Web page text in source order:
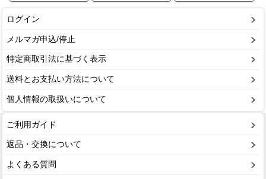
ログイン
メルマガ申込/停止
特定商取引法に基づく表示
送料とお支払い方法について
個人情報の取扱いについて
ご利用ガイド
返品・交換について
よくある質問